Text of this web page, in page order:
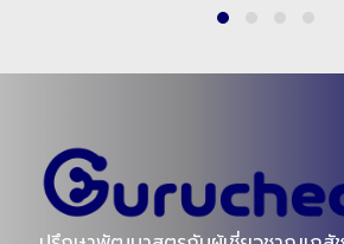
เขียนโดย : กูรูเช็ค แชร์เ
ความรู้ที่เกี่ยวข้อง
(กูรูเช็ค) 7 ครีมกันแดดสตรอง เป็นสิว ผิว